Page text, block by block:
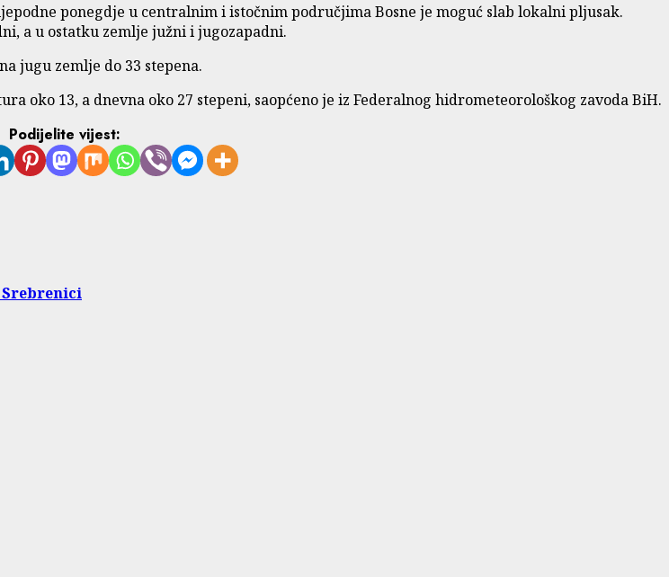
ponegdje u centralnim i istočnim područjima Bosne je moguć slab lokalni pljusak.
a u ostatku zemlje južni i jugozapadni.
jugu zemlje do 33 stepena.
oko 13, a dnevna oko 27 stepeni, saopćeno je iz Federalnog hidrometeorološkog zavoda BiH.
Podijelite vijest: